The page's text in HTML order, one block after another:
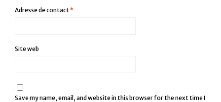
Adresse de contact*
Site web
Save my name, email, and website in this browser for the next time I